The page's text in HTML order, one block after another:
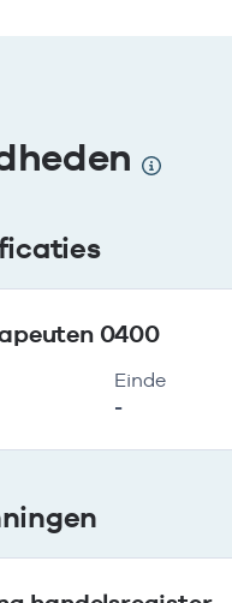
0400
Einde
-